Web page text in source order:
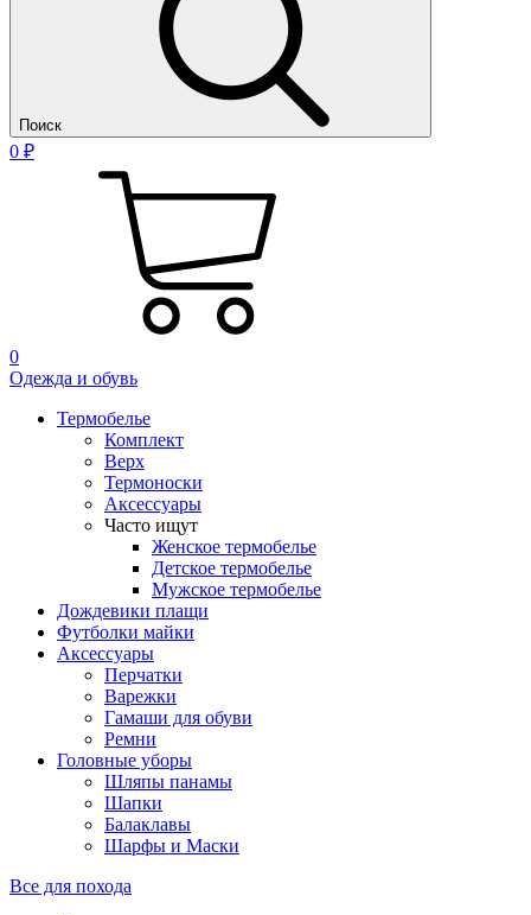
Поиск
0 ₽
0
Одежда и обувь
Термобелье
Комплект
Верх
Термоноски
Аксессуары
Часто ищут
Женское термобелье
Детское термобелье
Мужское термобелье
Дождевики плащи
Футболки майки
Аксессуары
Перчатки
Варежки
Гамаши для обуви
Ремни
Головные уборы
Шляпы панамы
Шапки
Балаклавы
Шарфы и Маски
Все для похода